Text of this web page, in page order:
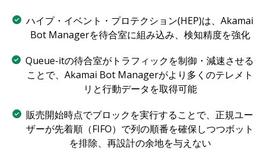
ハイプ・イベント・プロテクション(HEP)は、Akamai
Bot Managerを待合室に組み込み、検知精度を強化
Queue-itの待合室がトラフィックを制御・減速させる
ことで、Akamai Bot Managerがより多くのテレメト
リと行動データを取得可能
販売開始時点でブロックを実行することで、正規ユー
ザーが先着順（FIFO）で列の順番を確保しつつボット
を排除、再設計の余地を与えない